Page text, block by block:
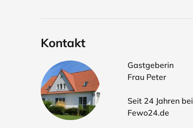
Kontakt
Gastgeberin
Frau Peter
Seit 24 Jahren bei
Fewo24.de